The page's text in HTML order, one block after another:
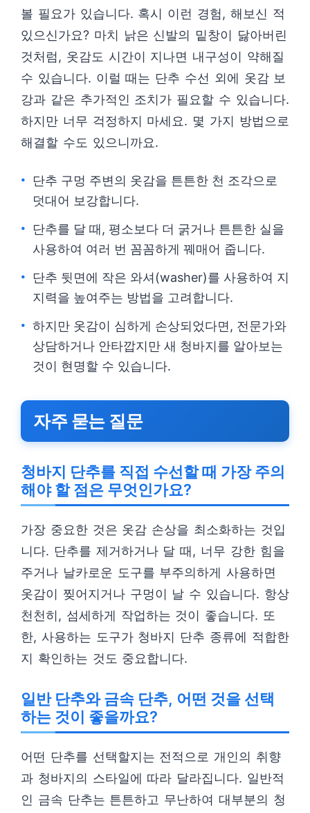
볼 필요가 있습니다. 혹시 이런 경험, 해보신 적
있으신가요? 마치 낡은 신발의 밑창이 닳아버린
것처럼, 옷감도 시간이 지나면 내구성이 약해질
수 있습니다. 이럴 때는 단추 수선 외에 옷감 보
강과 같은 추가적인 조치가 필요할 수 있습니다.
하지만 너무 걱정하지 마세요. 몇 가지 방법으로
해결할 수도 있으니까요.
단추 구멍 주변의 옷감을 튼튼한 천 조각으로
덧대어 보강합니다.
단추를 달 때, 평소보다 더 굵거나 튼튼한 실을
사용하여 여러 번 꼼꼼하게 꿰매어 줍니다.
단추 뒷면에 작은 와셔(washer)를 사용하여 지
지력을 높여주는 방법을 고려합니다.
하지만 옷감이 심하게 손상되었다면, 전문가와
상담하거나 안타깝지만 새 청바지를 알아보는
것이 현명할 수 있습니다.
자주 묻는 질문
청바지 단추를 직접 수선할 때 가장 주의
해야 할 점은 무엇인가요?
가장 중요한 것은 옷감 손상을 최소화하는 것입
니다. 단추를 제거하거나 달 때, 너무 강한 힘을
주거나 날카로운 도구를 부주의하게 사용하면
옷감이 찢어지거나 구멍이 날 수 있습니다. 항상
천천히, 섬세하게 작업하는 것이 좋습니다. 또
한, 사용하는 도구가 청바지 단추 종류에 적합한
지 확인하는 것도 중요합니다.
일반 단추와 금속 단추, 어떤 것을 선택
하는 것이 좋을까요?
어떤 단추를 선택할지는 전적으로 개인의 취향
과 청바지의 스타일에 따라 달라집니다. 일반적
인 금속 단추는 튼튼하고 무난하여 대부분의 청